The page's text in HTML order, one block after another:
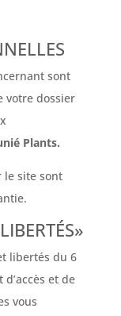
sont
votre dossier
Plants.
le site sont
libertés du 6
et de
vous